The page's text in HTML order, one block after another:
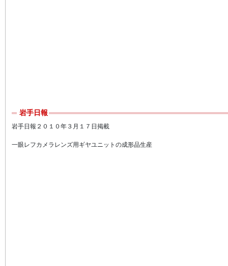
岩手日報
岩手日報２０１０年３月１７日掲載
一眼レフカメラレンズ用ギヤユニットの成形品生産